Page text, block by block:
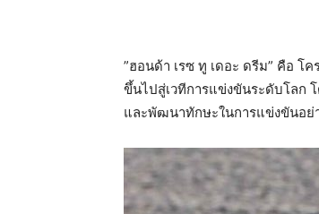
”ฮอนด้า เรซ ทู เดอะ ดรีม” คือ โ
ขึ้นไปสู่เวทีการแข่งขันระดับโลก
และพัฒนาทักษะในการแข่งขันอย่